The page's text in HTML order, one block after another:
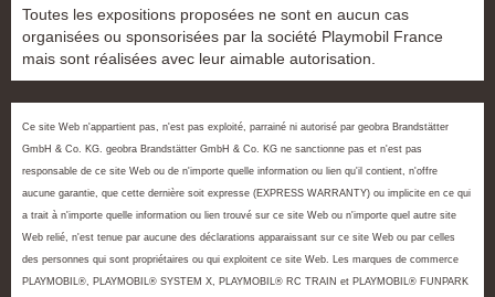
Toutes les expositions proposées ne sont en aucun cas
organisées ou sponsorisées par la société Playmobil France
mais sont réalisées avec leur aimable autorisation.
Ce site Web n'appartient pas, n'est pas exploité, parrainé ni autorisé par geobra Brandstätter
GmbH & Co. KG. geobra Brandstätter GmbH & Co. KG ne sanctionne pas et n'est pas
responsable de ce site Web ou de n'importe quelle information ou lien qu'il contient, n'offre
aucune garantie, que cette dernière soit expresse (EXPRESS WARRANTY) ou implicite en ce qui
a trait à n'importe quelle information ou lien trouvé sur ce site Web ou n'importe quel autre site
Web relié, n'est tenue par aucune des déclarations apparaissant sur ce site Web ou par celles
des personnes qui sont propriétaires ou qui exploitent ce site Web. Les marques de commerce
PLAYMOBIL®, PLAYMOBIL® SYSTEM X, PLAYMOBIL® RC TRAIN et PLAYMOBIL® FUNPARK